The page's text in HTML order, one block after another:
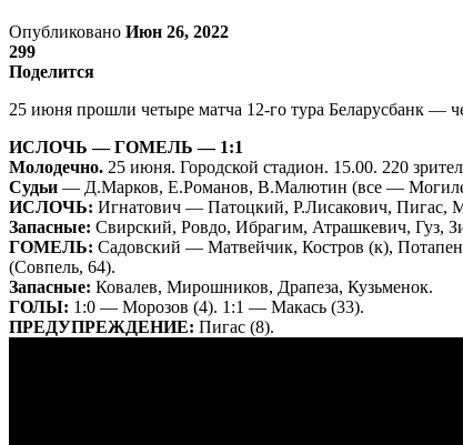
Опубликовано Июн 26, 2022
299
Поделится
25 июня прошли четыре матча 12-го тура Беларусбанк —
ИСЛОЧЬ — ГОМЕЛЬ — 1:1
Молодечно. 25 июня. Городской стадион. 15.00. 220
Судьи — Д.Марков, Е.Романов, В.Малютин (все —
ИСЛОЧЬ: Игнатович — Патоцкий, Р.Лисакович, Пигас,
Запасные: Свирский, Ровдо, Ибрагим, Атрашкевич, Гуз,
ГОМЕЛЬ: Садовский — Матвейчик, Костров (к),
(Совпель, 64).
Запасные: Ковалев, Мирошников, Драпеза, Кузьменок.
ГОЛЫ: 1:0 — Морозов (4). 1:1 — Макась (33).
ПРЕДУПРЕЖДЕНИЕ: Пигас (8).